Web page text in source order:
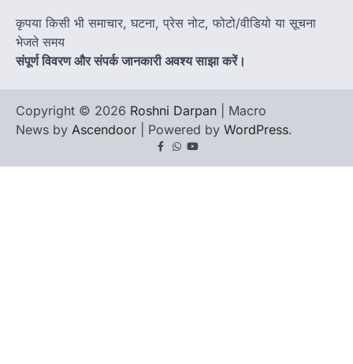
कृपया किसी भी समाचार, घटना, प्रेस नोट, फोटो/वीडियो या सूचना
भेजते समय
संपूर्ण विवरण और संपर्क जानकारी अवश्य साझा करें।
Copyright © 2026 Roshni Darpan | Macro
News by Ascendoor | Powered by WordPress.
Facebook
Whatsapp
youtube